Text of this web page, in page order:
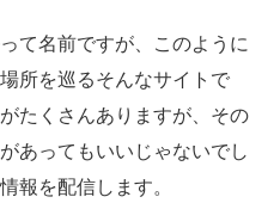
て名前ですが、このように
所を巡るそんなサイトで
たくさんありますが、その
あってもいいじゃないでし
報を配信します。